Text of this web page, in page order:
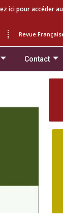
ici pour accéder
Revue
Contact